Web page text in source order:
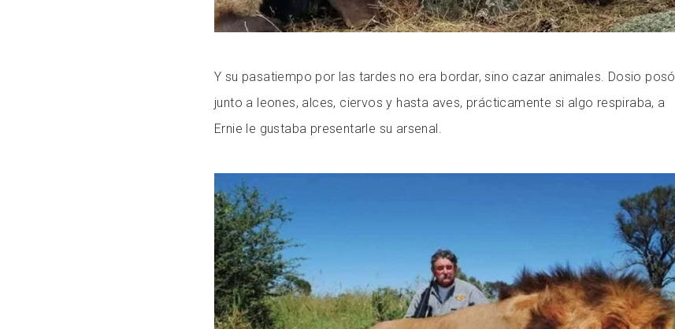
Y su pasatiempo por las tardes no era bordar, sino cazar animales. Dosio posó
junto a leones, alces, ciervos y hasta aves, prácticamente si algo respiraba, a
Ernie le gustaba presentarle su arsenal.